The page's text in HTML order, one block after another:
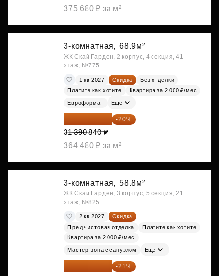
375 680 ₽ за м²
3-комнатная, 68.9м²
ЖК Скай Гарден, 2 корпус, 4 секция, 41
этаж, №775
1 кв 2027 Скидка
Без отделки
Платите как хотите
Квартира за 2 000 ₽/мес
Евроформат Ещё
25 112 672 ₽ -20%
31 390 840 ₽
364 480 ₽ за м²
3-комнатная, 58.8м²
ЖК Скай Гарден, 3 корпус, 5 секция, 21
этаж, №825
2 кв 2027
Скидка
Предчистовая отделка
Платите как хотите
Квартира за 2 000 ₽/мес
Мастер-зона с санузлом Ещё
25 260 598 ₽ -21%